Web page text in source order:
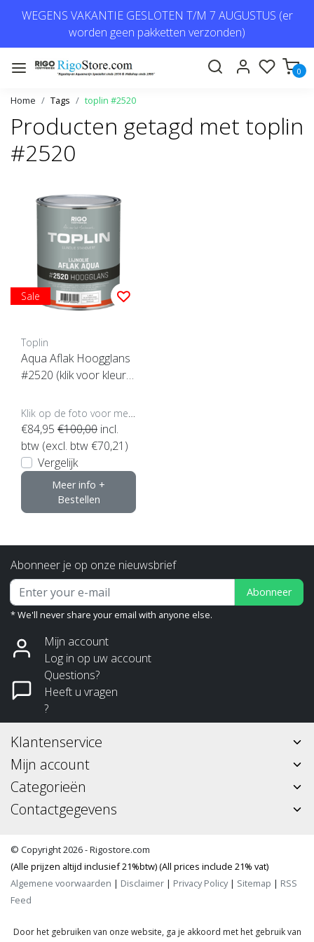
WEGENS VAKANTIE GESLOTEN T/M 7 AUGUSTUS (er
worden geen pakketten verzonden)
0
Home Tags toplin #2520
Producten getagd met toplin
#2520
Sale
Toplin
Aqua Aflak Hoogglans
#2520 (klik voor kleur e
€84,95 €100,00 incl.
btw (excl. btw €70,21)
Vergelijk
Meer info +
Bestellen
Abonneer je op onze nieuwsbrief
Abonneer
* We'll never share your email with anyone else.
Mijn account
Log in op uw account
Questions?
Heeft u vragen
?
Klantenservice
Mijn account
Categorieën
Contactgegevens
© Copyright 2026 - Rigostore.com
(Alle prijzen altijd inclusief 21%btw) (All prices include 21% vat)
Algemene voorwaarden | Disclaimer | Privacy Policy| Sitemap | RSS
Feed
Door het gebruiken van onze website, ga je akkoord met het gebruik van